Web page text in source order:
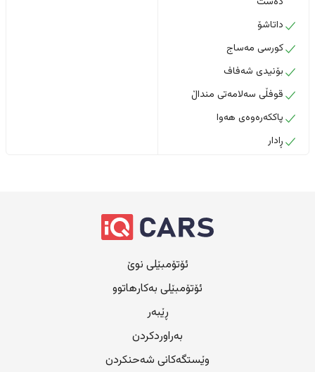
داتاشۆ
کورسی مەساج
بۆنیدی شەفاف
قوفڵی سەلامەتی منداڵ
پاککەرەوەی هەوا
ڕادار
ئۆتۆمبێلی نوێ
ئۆتۆمبێلی بەکارهاتوو
ڕێبەر
بەراوردکردن
وێستگەکانی شەحنکردن